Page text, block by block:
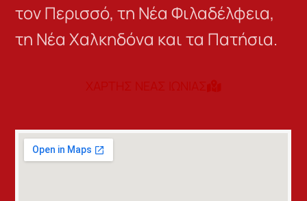
τον Περισσό, τη Νέα Φιλαδέλφεια,
τη Νέα Χαλκηδόνα και τα Πατήσια.
ΧΑΡΤΗΣ ΝΕΑΣ ΙΩΝΙΑΣ